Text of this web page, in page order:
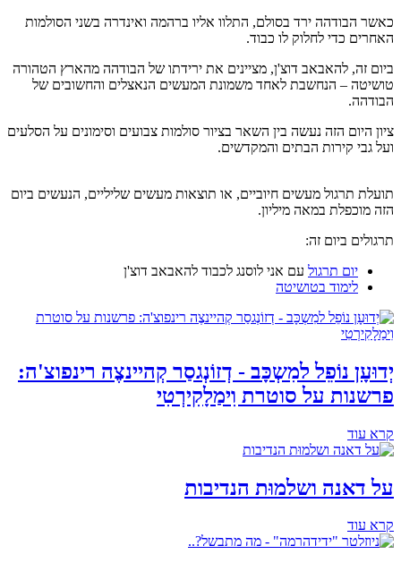
כאשר הבודהה ירד בסולם, התלוו אליו ברהמה ואינדרה בשני הסולמות
האחרים כדי לחלוק לו כבוד.
ביום זה, להאבאב דוצ'ן, מציינים את ירידתו של הבודהה מהארץ הטהורה
טושיטה – הנחשבת לאחד משמונת המעשים הנאצלים והחשובים של
הבודהה.
ציון היום הזה נעשה בין השאר בציור סולמות צבועים וסימונים על הסלעים
ועל גבי קירות הבתים והמקדשים.
תועלת תרגול מעשים חיוביים, או תוצאות מעשים שליליים, הנעשים ביום
הזה מוכפלת במאה מיליון.
תרגולים ביום זה:
יום תרגול עם אני לוסנג לכבוד להאבאב דוצ'ן
לימוד בטושיטה
יְדוּעָן נוֹפֵל למִשְכָּב - דְזוֹנְגסַר קְהיינצֶה רינפוצ'ה:
פרשנות על סוטרת וִימַלָקִירְטִי
קרא עוד
על דאנה ושלמוּת הנדיבות
קרא עוד